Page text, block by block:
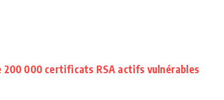
200 000 certificats RSA actifs vulnérables